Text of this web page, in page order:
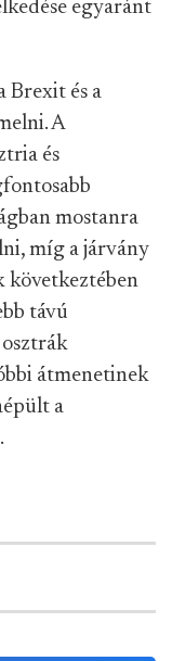
egyaránt
Brexit és a
A
és
mostanra
míg a járvány
következtében
távú
átmenetinek
a